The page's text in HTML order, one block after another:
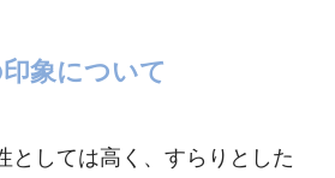
象について
としては高く、すらりとした